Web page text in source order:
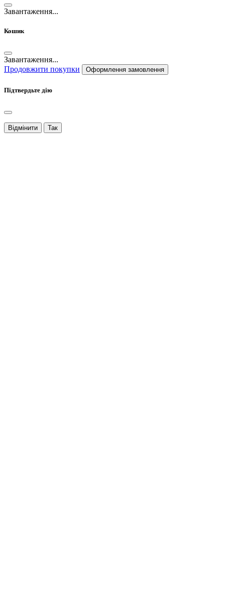
Завантаження...
Кошик
Завантаження...
Продовжити покупки
Оформлення замовлення
Підтвердьте дію
Відмінити Так